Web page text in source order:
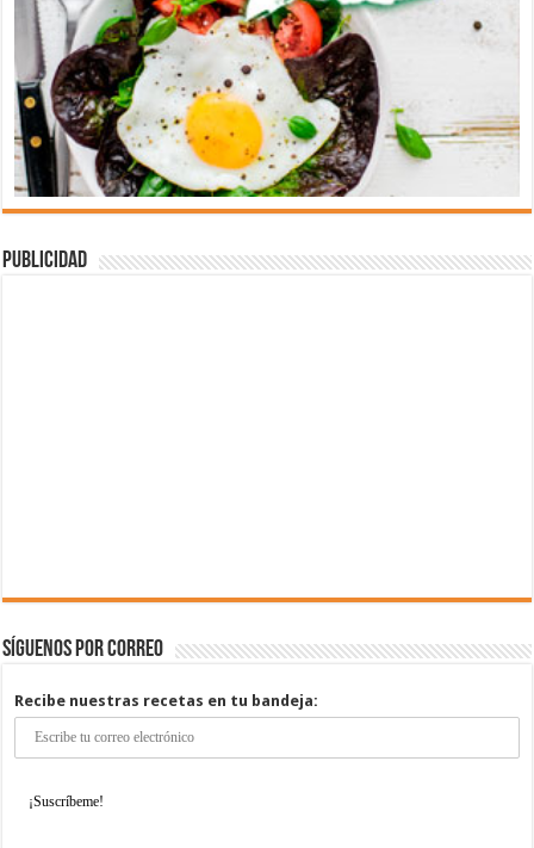
Publicidad
Síguenos por correo
Recibe nuestras recetas en tu bandeja: